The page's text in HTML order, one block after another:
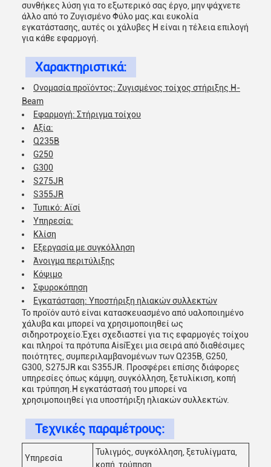
συνθήκες λύση για το εξωτερικό σας έργο, μην ψάχνετε
άλλο από το Ζυγισμένο Φύλο μας.και ευκολία
εγκατάστασης, αυτές οι χάλυβες H είναι η τέλεια επιλογή
για κάθε εφαρμογή.
Χαρακτηριστικά:
Ονομασία προϊόντος: Ζυγισμένος τοίχος στήριξης H-
Beam
Εφαρμογή: Στήριγμα τοίχου
Αξία:
Q235B
G250
G300
S275JR
S355JR
Τυπικό: Αϊσί
Υπηρεσία:
Κλίση
Εξεργασία με συγκόλληση
Άνοιγμα περιτύλιξης
Κόψιμο
Σφυροκόπηση
Εγκατάσταση: Υποστήριξη ηλιακών συλλεκτών
Το προϊόν αυτό είναι κατασκευασμένο από υαλοποιημένο
χάλυβα και μπορεί να χρησιμοποιηθεί ως
σιδηροτροχείο.Έχει σχεδιαστεί για τις εφαρμογές τοίχου
και πληροί τα πρότυπα AisiΈχει μια σειρά από διαθέσιμες
ποιότητες, συμπεριλαμβανομένων των Q235B, G250,
G300, S275JR και S355JR. Προσφέρει επίσης διάφορες
υπηρεσίες όπως κάμψη, συγκόλληση, ξετυλίκιση, κοπή
και τρύπηση.Η εγκατάστασή του μπορεί να
χρησιμοποιηθεί για υποστήριξη ηλιακών συλλεκτών.
Τεχνικές παραμέτρους:
Υπηρεσία
Τυλιγμός, συγκόλληση, ξετυλίγματα,
κοπή, τρύπηση